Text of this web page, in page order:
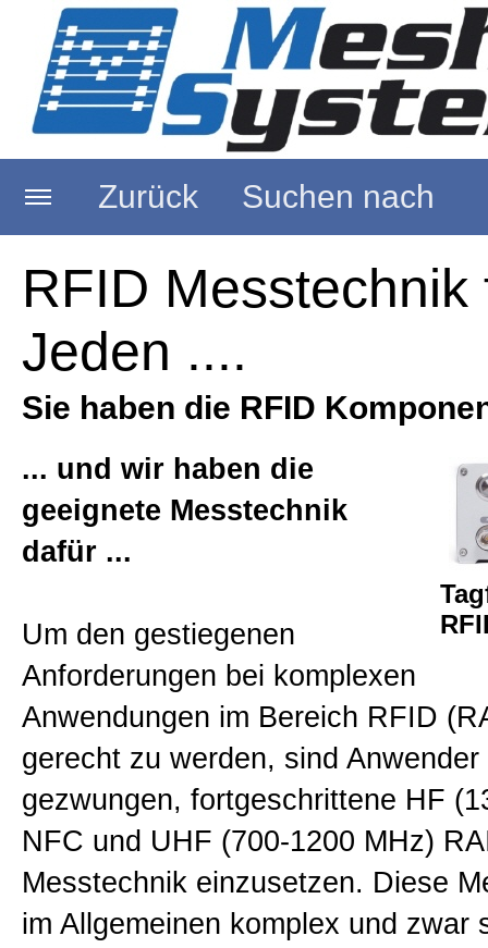
Zurück Suchen nach
Startseite
RFID Messtechnik von Voyantic
RFID Tagsurance-3
RFID Bendurance
Allgemein
Kontakt
Impressum
RFID Messtechnik
Jeden ....
Sie haben die RFID
... und wir haben die
geeignete Messtechnik
dafür ...
Um den gestiegenen
Anforderungen bei komplexen
Anwendungen im Bereich RFID
gerecht zu werden, sind
gezwungen, fortgeschrittene HF
NFC und UHF (700-1200 MHz)
Messtechnik einzusetzen. Diese
im Allgemeinen komplex und zwar